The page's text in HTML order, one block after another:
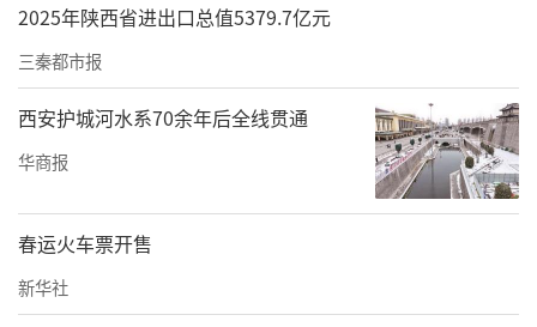
2025年陕西省进出口总值5379.7亿元
三秦都市报
西安护城河水系70余年后全线贯通
华商报
春运火车票开售
新华社